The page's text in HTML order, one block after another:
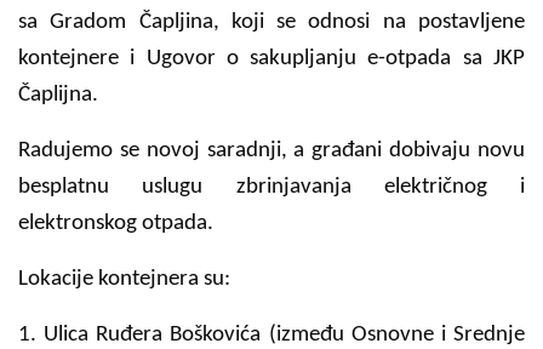
sa Gradom Čapljina, koji se odnosi na postavljene
kontejnere i Ugovor o sakupljanju e-otpada sa JKP
Čaplijna.
Radujemo se novoj saradnji, a građani dobivaju novu
besplatnu uslugu zbrinjavanja električnog i
elektronskog otpada.
Lokacije kontejnera su:
1. Ulica Ruđera Boškovića (između Osnovne i Srednje